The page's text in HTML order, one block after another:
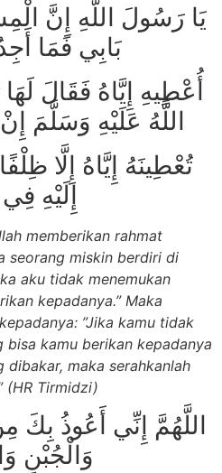
يَا رَسُولَ اللَّهِ إِنَّ
بَابِي فَمَا
أُعْطِيهِ إِيَّاهُ فَقَالَ
اللَّهُ عَلَيْهِ وَسَلَّمَ
تُعْطِينَهُ إِيَّاهُ إِلَّا
إِلَيْهِ
memberikan rahmat
seorang miskin berdiri di
aku tidak menemukan
kepadanya.” Maka
”Jika kamu tidak
bisa kamu berikan kepadanya
dibakar, maka serahkanlah
(HR Tirmidzi)
اللَّهُمَّ إِنِّي أَعُوذُ بِكَ
وَالْجُبْنِ